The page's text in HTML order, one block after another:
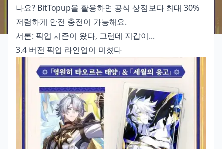
나요? BitTopup을 활용하면 공식 상점보다 최대 30%
저렴하게 안전 충전이 가능해요.
서론: 픽업 시즌이 왔다, 그런데 지갑이...
3.4 버전 픽업 라인업이 미쳤다